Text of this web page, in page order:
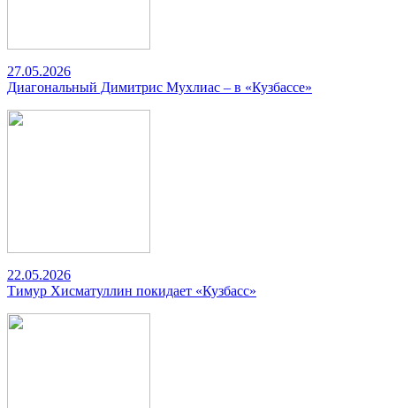
27.05.2026
Диагональный Димитрис Мухлиас – в «Кузбассе»
22.05.2026
Тимур Хисматуллин покидает «Кузбасс»